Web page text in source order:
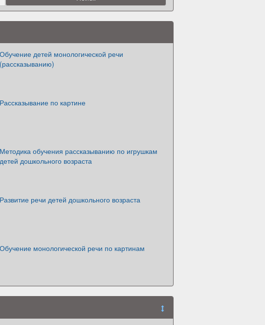
Обучение детей монологической речи
(рассказыванию)
Рассказывание по картине
Методика обучения рассказыванию по игрушкам
детей дошкольного возраста
Развитие речи детей дошкольного возраста
Обучение монологической речи по картинам